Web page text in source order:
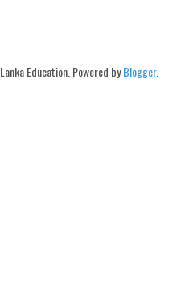
Lanka Education. Powered byBlogger.